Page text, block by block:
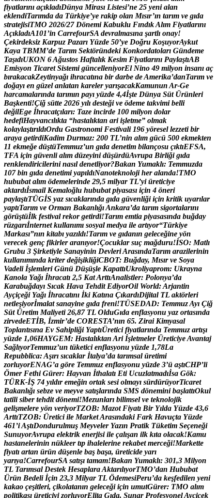
fiyatlarını açıkladıDünya Mirası Listesi’ne 25 yeni alan
eklendiTarımda da Türkiye’ye rakip olan Mısır’ın tarım ve gıda
stratejisiTMO 2026/27 Dönemi Kabuklu FındıkAlım Fiyatlarını
AçıkladıA 101’in CarrefourSA devralmasına şartlı onay!
Çekirdeksiz Karpuz Pazarı Yüzde 50’ye Doğru KoşuyorAykut
Kaya TBMM’de Tarım Sektöründeki Konkordatoları Gündeme
TaşıdıUKON 6Ağustos Haftalık Kesim Fiyatlarını PaylaştıAB
Emisyon Ticaret Sistemi güncelleniyorEl Nino 49 milyon insanı aç
bırakacakZeytinyağı ihracatına bir darbe deAmerika’danTarım ve
doğayı en güzel anlatan kareler yarışacakKamunun Ar-Ge
harcamalarında tarımın payı yüzde 4,4İşte Dünya Süt Ürünleri
Başkenti!Çiğ sütte 2026 yılı desteği ve ödeme takvimi belli
değilEge İhracatçıları: Taze incirde 100 milyon dolar
hedefiHayvancılıkta “hastalıktan ari işletme” olmak
kolaylaştırıldıOrdu Gastronomi Festivali 196 yöresel lezzeti bir
araya getirdiKadim Durmaz: 200 TL’nin alım gücü 500 ekmekten
11 ekmeğe düştüTemmuz’un gıda denetim bilançosu çıktıEFSA,
TFA için güvenli alım düzeyini düşürdüAvrupa Birliği gıda
renklendiricilerini nasıl denetliyor?Bakan Yumaklı: Temmuzda
107 bin gıda denetimi yapıldıNanoteknoloji her alanda!TMO
hububat alım ödemelerinde 29,5 milyar TL’yi üreticiye
aktardıİsmail Kemaloğlu hububat piyasası için 4 öneri
paylaştıTÜGİS yaz sıcaklarında gıda güvenliği için kritik uyarılar
yaptıTarım ve Orman BakanlığıAnkara’da tarım sigortalarını
görüştüİlk festival rekor getirdi!Tarım emtia piyasasında buğday
rüzgarıİnternet kullanımı sosyal medya ile artıyor“Türkiye
Markası”nın kitabı yazıldı!Tarım ve gıdanın geleceğine yön
verecek genç fikirler aranıyor!Çocuklar suç mağduru!İSO: Matlı
Grubu 3 Şirketiyle Sanayinin DevleriArasındaTarım arazilerinin
kullanımında kriter değişikliğiCBOT: Buğday, Mısır ve Soya
Vadeli İşlemleri Günü Düşüşle KapattıUkroliyaprom: Ukrayna
Kanola Yağı İhracatı 2,5 KatArttıAnalistler: Polonya’da
Karabuğdayı Sıcak Hava Tehdit EdiyorOil World:Arjantin
Ayçiçeği Yağı İhracatını İki Katına ÇıkardıDijital TL aktörleri
netleşiyorİmalat sanayine gıda freni!TÜSEDAD: TemmuzAyı Çiğ
Süt Üretim Maliyeti 26,87 TL OlduGıda enflasyonu yaz ortasında
zirvedeETİB, İzmir’de CORESTA’nın 65. Zirai Kimyasal
Toplantısına Ev Sahipliği YaptıÜretici fiyatlarında Temmuz artışı
yüzde 1,06HAYGEM: Hastalıktan Ari İşletmeler ÜreticiyeAvantaj
SağlıyorTemmuz’un tüketici enflasyonu yüzde 1,78La
Repubblica:Aşırı sıcaklar İtalya’da tarımsal üretimi
zorluyorENAG’a göre Temmuz enflasyonu yüzde 3’ü aştıCHP’li
Ömer Fethi Gürer: Hayvan İthalatı Eti Ucuzlatmadıİsa Gök:
TÜRK-İŞ 74 yıldır emeğin ortak sesi olmayı sürdürüyorTicaret
Bakanlığı sebze ve meyve satışlarında SMS dönemini başlattıOkul
tatili siber tehdit dönemi!Mezunları bilimsel ve teknolojik
gelişmelere yön veriyorTZOB: Mazot Fiyatı Bir Yılda Yüzde 43,6
ArttıTZOB: Üretici ile MarketArasındaki Fark Havuçta Yüzde
461’iAştıDondurulmuş Meyveler Yazın Pratik Tüketim Seçeneği
SunuyorAvrupa elektrik enerjisi ile çalışan ilk kıta olacak!Kamu
hastanelerinin nükleer tıp ihalelerine rekabet merceği!Markette
fiyatı artan ürün düşenle baş başa, üreticide yarı
yarıya!CarrefourSA satışı tamam!Bakan Yumaklı: 301,3 Milyon
TL Tarımsal Destek HesaplaraAktarılıyorTMO’dan Hububat
Ürün Bedeli İçin 23,3 Milyar TL ÖdemesiPeru’da keşfedilen yeni
kakao çeşitleri, çikolatanın geleceği için umutGürer: TMO alım
politikası üreticiyi zorluyorElita Gıda, Sunar ProfesyonelAyçiçek